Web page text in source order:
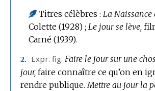
Titres célèbres : La Naissance
Colette (1928) ; Le jour se lève,
Carné (1939).
2. Expr. fig. Faire le jour sur une
jour, faire connaître ce qu’on en
rendre publique. Mettre au jour la